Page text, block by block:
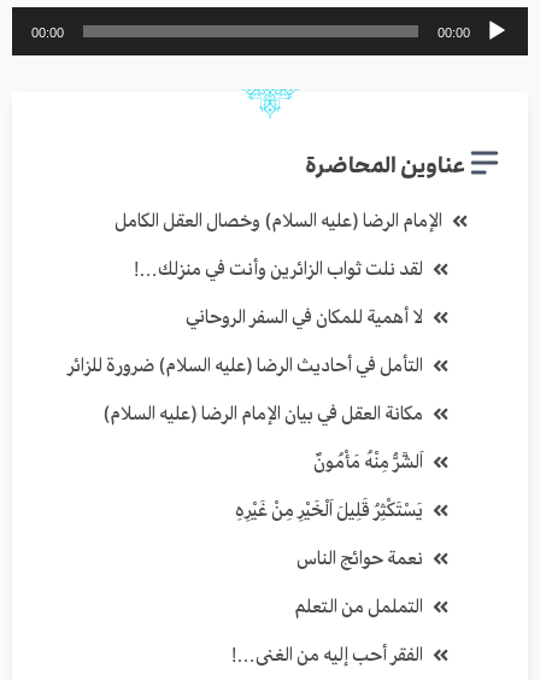
مشغل
الصوت
00:00
00:00
عناوين المحاضرة
الإمام الرضا (عليه السلام) وخصال العقل الكامل
لقد نلت ثواب الزائرين وأنت في منزلك…!
لا أهمية للمكان في السفر الروحاني
التأمل في أحاديث الرضا (عليه السلام) ضرورة للزائر
مكانة العقل في بيان الإمام الرضا (عليه السلام)
اَلشَّرُّ مِنْهُ مَأْمُونٌ
يَسْتَكْثِرُ قَلِيلَ اَلْخَيْرِ مِنْ غَيْرِهِ
نعمة حوائج الناس
التململ من التعلم
الفقر أحب إليه من الغنى…!